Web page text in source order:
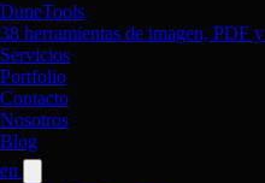
DuneTools
38 herramientas de imagen, PDF
Servicios
Portfolio
Contacto
Nosotros
Blog
en